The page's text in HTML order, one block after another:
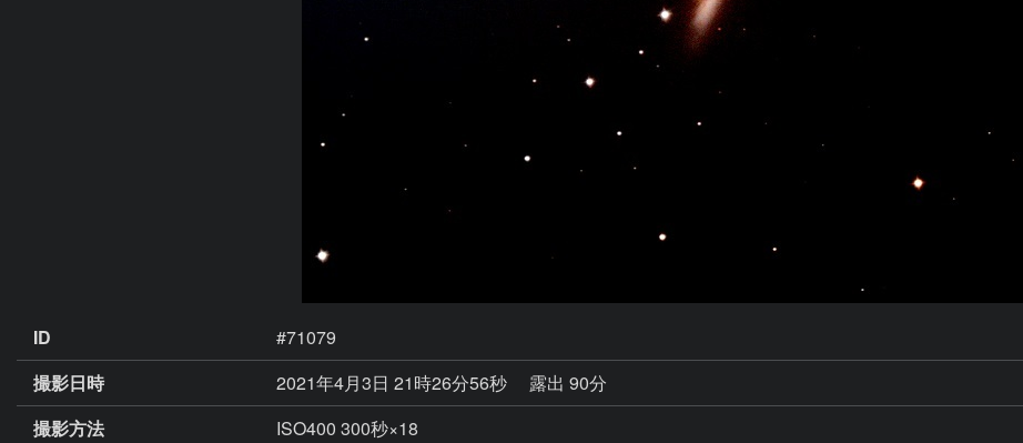
ID
#71079
撮影日時
2021年4月3日 21時26分56秒
露出 90分
撮影方法
ISO400 300秒×18